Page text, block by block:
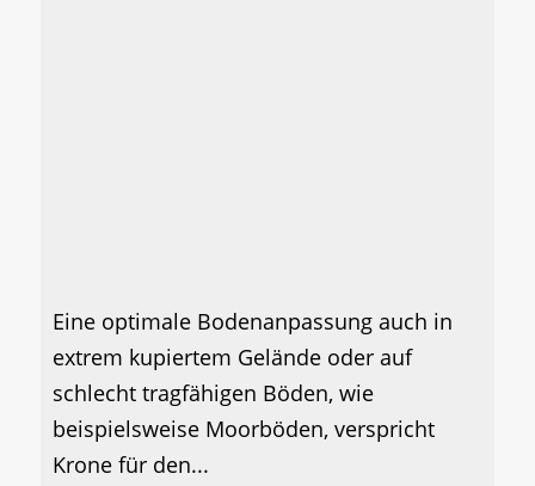
Eine optimale Bodenanpassung auch in
extrem kupiertem Gelände oder auf
schlecht tragfähigen Böden, wie
beispielsweise Moorböden, verspricht
Krone für den...